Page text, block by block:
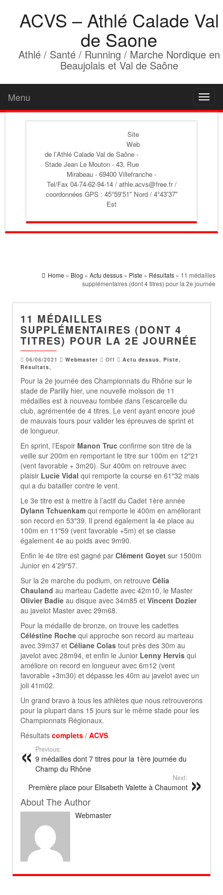
ACVS – Athlé Calade Val
de Saone
Athlé / Santé / Running / Marche Nordique en
Beaujolais et Val de Saône
Menu
Site
Web
de l'Athlé Calade Val de Saône -
Stade Jean Le Mouton - 43, Rue
Mirabeau - 69400 Villefranche -
Tel/Fax 04-74-62-94-14 / athle.acvs@free.fr /
coordonnées GPS : 45°59'51" Nord / 4°43'37"
Est
Home » Blog » Actu dessus » Piste » Résultats » 11 médailles
supplémentaires (dont 4 titres) pour la 2e journée
11 MÉDAILLES
SUPPLÉMENTAIRES (DONT 4
TITRES) POUR LA 2E JOURNÉE
06/06/2021 Webmaster Off Actu dessus, Piste,
Résultats,
Pour la 2e journée des Championnats du Rhône sur le
stade de Parilly hier, une nouvelle moisson de 11
médailles est à nouveau tombée dans l’escarcelle du
club, agrémentée de 4 titres. Le vent ayant encore joué
de mauvais tours pour valider les épreuves de sprint et
de longueur.
En sprint, l’Espoir Manon Truc confirme son titre de la
veille sur 200m en remportant le titre sur 100m en 12″21
(vent favorable + 3m20). Sur 400m on retrouve avec
plaisir Lucie Vidal qui remporte la course en 61″32 mais
qui a du batailler contre le vent.
Le 3e titre est à mettre à l’actif du Cadet 1ère année
Dylann Tchuenkam qui remporte le 400m en améliorant
son record en 53″39. Il prend également la 4e place au
100m en 11″59 (vent favorable +5m) et se classe
également 4e au poids avec 9m90.
Enfin le 4e titre est gagné par Clément Goyet sur 1500m
Junior en 4’29″57.
Sur la 2e marche du podium, on retrouve Célia
Chauland au marteau Cadette avec 42m10, le Master
Olivier Badie au disque avec 34m85 et Vincent Dozier
au javelot Master avec 29m68.
Pour la médaille de bronze, on trouve les cadettes
Céléstine Roche qui approche son record au marteau
avec 39m37 et Céliane Colas tout près des 30m au
javelot avec 28m94, et enfin le Junior Lenny Hervis qui
améliore on record en longueur avec 6m12 (vent
favorable +3m30) et dépasse les 40m au javelot avec un
joli 41m02.
Un grand bravo à tous les athlètes que nous retrouverons
pour la plupart dans 15 jours sur le même stade pour les
Championnats Régionaux.
Résultats complets / ACVS.
Previous:
9 médailles dont 7 titres pour la 1ère journée du
Champ du Rhône
Next:
Première place pour Elisabeth Valette à Chaumont
About The Author
Webmaster